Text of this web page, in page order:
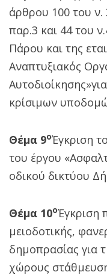
άρθρου 100 του
παρ.3 και 44 του
Πάρου και της
Αναπτυξιακός
κρίσιμων
Θέμα 9οΈγκριση
του έργου
οδικού δικτύου
Θέμα 10οΈγκριση
μειοδοτικής,
δημοπρασίας για
χώρους